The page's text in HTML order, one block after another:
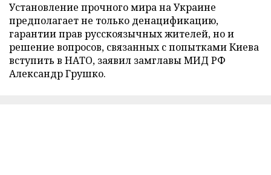
Установление прочного мира на Украине
предполагает не только денацификацию,
гарантии прав русскоязычных жителей, но и
решение вопросов, связанных с попытками Киева
вступить в НАТО, заявил замглавы МИД РФ
Александр Грушко.